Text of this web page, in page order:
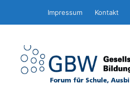
springen
Impressum Kontakt